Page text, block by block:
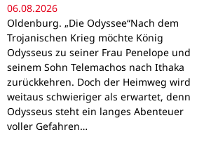
06.08.2026
Oldenburg. „Die Odyssee“Nach dem
Trojanischen Krieg möchte König
Odysseus zu seiner Frau Penelope und
seinem Sohn Telemachos nach Ithaka
zurückkehren. Doch der Heimweg wird
weitaus schwieriger als erwartet, denn
Odysseus steht ein langes Abenteuer
voller Gefahren…